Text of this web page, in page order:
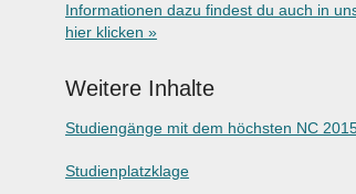
Informationen dazu findest du auch in
hier klicken »
Weitere Inhalte
Studiengänge mit dem höchsten NC
Studienplatzklage